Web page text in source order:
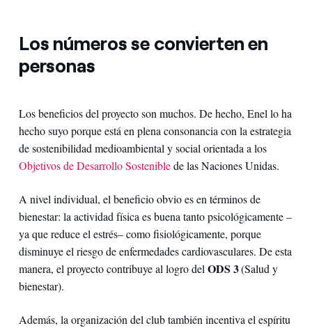
Los números se convierten en
personas
Los beneficios del proyecto son muchos. De hecho, Enel lo ha
hecho suyo porque está en plena consonancia con la estrategia
de sostenibilidad medioambiental y social orientada a los
Objetivos de Desarrollo Sosteniblede las Naciones Unidas.
A nivel individual, el beneficio obvio es en términos de
bienestar: la actividad física es buena tanto psicológicamente –
ya que reduce el estrés– como fisiológicamente, porque
disminuye el riesgo de enfermedades cardiovasculares. De esta
manera, el proyecto contribuye al logro del ODS 3(Salud y
bienestar).
Además, la organización del club también incentiva el espíritu